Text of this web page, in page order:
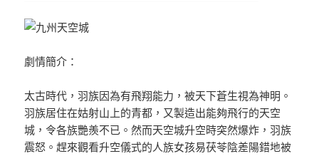
劇情簡介：
太古時代，羽族因為有飛翔能力，被天下蒼生視為神明。
羽族居住在姑射山上的青都，又製造出能夠飛行的天空
城，令各族艷羨不已。然而天空城升空時突然爆炸，羽族
震怒。趕來觀看升空儀式的人族女孩易茯苓陰差陽錯地被